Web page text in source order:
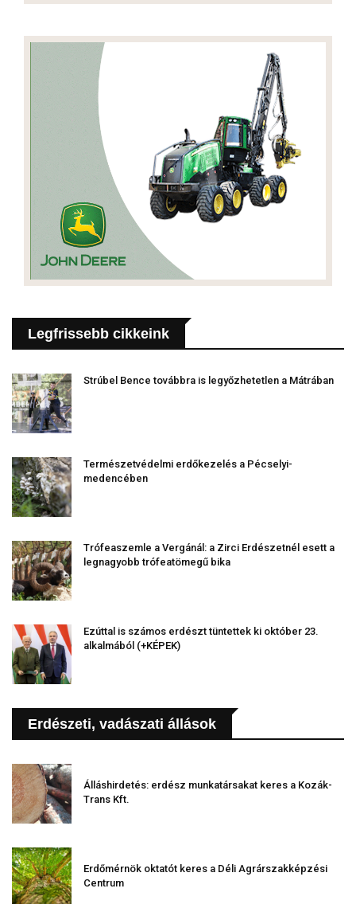
Legfrissebb cikkeink
Strúbel Bence továbbra is legyőzhetetlen a Mátrában
Természetvédelmi erdőkezelés a Pécselyi-
medencében
Trófeaszemle a Vergánál: a Zirci Erdészetnél esett a
legnagyobb trófeatömegű bika
Ezúttal is számos erdészt tüntettek ki október 23.
alkalmából (+KÉPEK)
Erdészeti, vadászati állások
Álláshirdetés: erdész munkatársakat keres a Kozák-
Trans Kft.
Erdőmérnök oktatót keres a Déli Agrárszakképzési
Centrum